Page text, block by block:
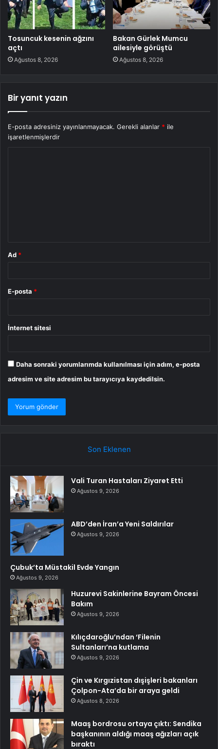
Tosuncuk kesenin ağzını
açtı
Ağustos 8, 2026
Bakan Gürlek Mumcu
ailesiyle görüştü
Ağustos 8, 2026
Bir yanıt yazın
E-posta adresiniz yayınlanmayacak. Gerekli alanlar * ile
işaretlenmişlerdir
Ad *
E-posta *
İnternet sitesi
Daha sonraki yorumlarımda kullanılması için adım, e-posta
adresim ve site adresim bu tarayıcıya kaydedilsin.
Son Eklenen
Vali Turan Hastaları Ziyaret Etti
Ağustos 9, 2026
ABD’den İran’a Yeni Saldırılar
Ağustos 9, 2026
Çubuk’ta Müstakil Evde Yangın
Ağustos 9, 2026
Huzurevi Sakinlerine Bayram Öncesi
Bakım
Ağustos 9, 2026
Kılıçdaroğlu’ndan ‘Filenin
Sultanları’na kutlama
Ağustos 9, 2026
Çin ve Kırgızistan dışişleri bakanları
Çolpon-Ata’da bir araya geldi
Ağustos 8, 2026
Maaş bordrosu ortaya çıktı: Sendika
başkanının aldığı maaş ağızları açık
bıraktı